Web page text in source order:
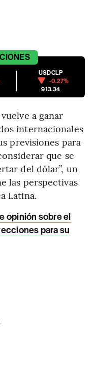
USDCLP
-0.27%
913.34
a ganar
internacionales
previsiones para
que se
del dólar”, un
las perspectivas
Latina.
opinión sobre el
para su